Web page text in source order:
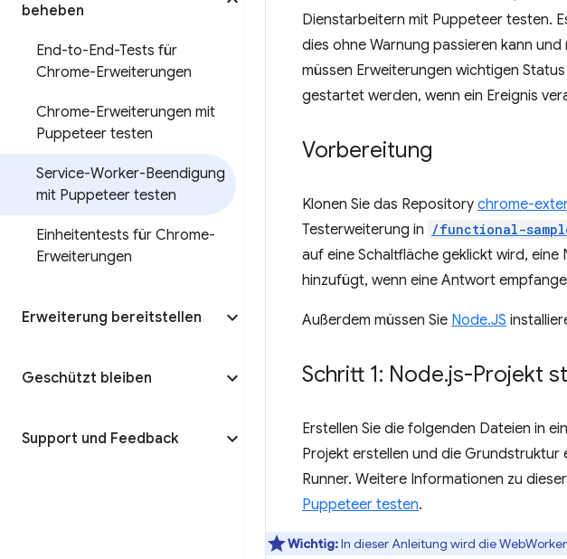
beheben
End-to-End-Tests für
Chrome-Erweiterungen
Chrome-Erweiterungen mit
Puppeteer testen
Service-Worker-Beendigung
mit Puppeteer testen
Einheitentests für Chrome-
Erweiterungen
Erweiterung bereitstellen
Geschützt bleiben
Support und Feedback
Dienstarbeitern mit Puppeteer testen.
dies ohne Warnung passieren kann
müssen Erweiterungen wichtigen
gestartet werden, wenn ein Ereignis
Vorbereitung
Klonen Sie das Repository chrome-
Testerweiterung in /functional-
auf eine Schaltfläche geklickt wird,
hinzufügt, wenn eine Antwort
Außerdem müssen Sie Node.JS
Schritt 1: Node.js-Projekt
Erstellen Sie die folgenden Dateien in
Projekt erstellen und die Grundstruktur
Runner. Weitere Informationen zu
Puppeteer testen.
Wichtig:In dieser Anleitung wird die